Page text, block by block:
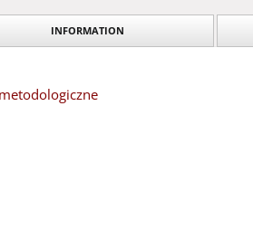
INFORMATION